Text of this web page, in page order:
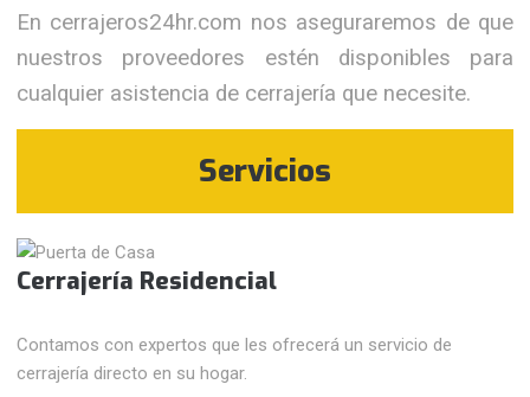
En cerrajeros24hr.com nos aseguraremos de que
nuestros proveedores estén disponibles para
cualquier asistencia de cerrajería que necesite.
Servicios
Cerrajería Residencial
Contamos con expertos que les ofrecerá un servicio de
cerrajería directo en su hogar.